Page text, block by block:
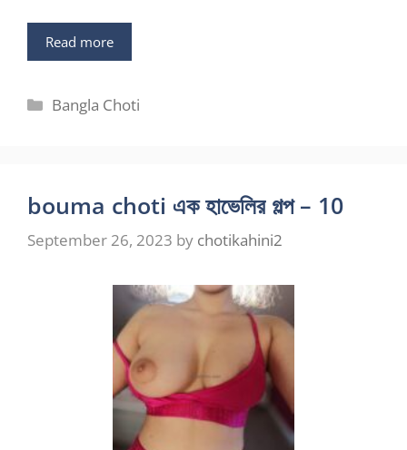
Read more
Categories
Bangla Choti
bouma choti এক হাভেলির গল্প – 10
September 26, 2023 by chotikahini2